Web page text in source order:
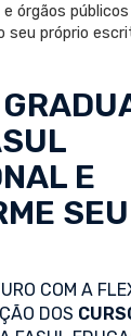
órgãos
seu próprio
E
SEU
COM A
DOS